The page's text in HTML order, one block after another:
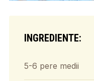
INGREDIENTE:
5-6 pere medii